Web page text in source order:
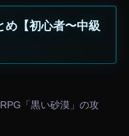
め【初心者〜中級
「黒い砂漠」の攻